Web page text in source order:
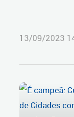
13/09/2023